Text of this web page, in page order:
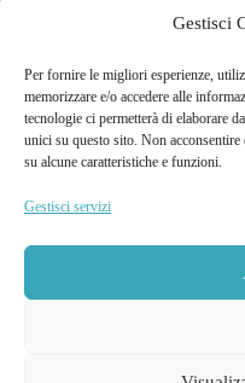
Gestisci
Per fornire le migliori esperienze,
memorizzare e/o accedere alle
tecnologie ci permetterà di elaborare
unici su questo sito. Non
su alcune caratteristiche e funzioni.
Gestisci servizi
Cookie policy
Link Rapidi